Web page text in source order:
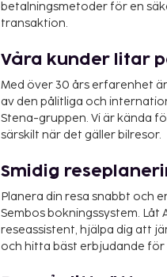
betalningsmetoder för en
transaktion.
Våra kunder litar
Med över 30 års erfarenhet är
av den pålitliga och
Stena-gruppen. Vi är kända
särskilt när det gäller bilresor.
Smidig
Planera din resa snabbt och
Sembos bokningssystem. Låt
reseassistent, hjälpa dig att
och hitta bäst erbjudande för